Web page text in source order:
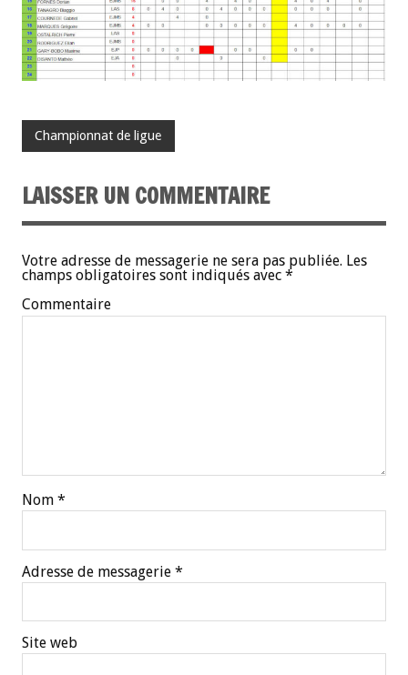
Championnat de ligue
LAISSER UN COMMENTAIRE
Votre adresse de messagerie ne sera pas publiée. Les
champs obligatoires sont indiqués avec *
Commentaire
Nom *
Adresse de messagerie *
Site web